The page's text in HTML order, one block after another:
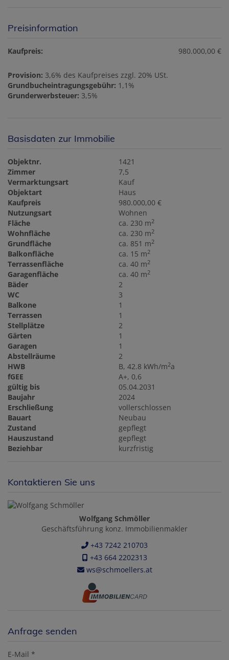
Preisinformation
Kaufpreis: 980.000,00 €
Provision: 3,6% des Kaufpreises zzgl. 20% USt.
Grundbucheintragungsgebühr: 1,1%
Grunderwerbsteuer: 3,5%
Basisdaten zur Immobilie
Objektnr.
1421
Zimmer
7,5
Vermarktungsart
Kauf
Objektart
Haus
Kaufpreis
980.000,00 €
Nutzungsart
Wohnen
Fläche
ca. 230 m2
Wohnfläche ca. 230 m2
Grundfläche ca. 851 m2
Balkonfläche ca. 15 m2
Terrassenfläche ca. 40 m2
Garagenfläche ca. 40 m2
Bäder
2
WC
3
Balkone
1
Terrassen
1
Stellplätze
2
Gärten
1
Garagen
1
Abstellräume
2
HWB
B, 42.8 kWh/m2a
fGEE
A+, 0,6
gültig bis
05.04.2031
Baujahr
2024
Erschließung
vollerschlossen
Bauart
Neubau
Zustand
gepflegt
Hauszustand
gepflegt
Beziehbar
kurzfristig
Kontaktieren Sie uns
Wolfgang Schmöller
Geschäftsführung konz. Immobilienmakler
+43 7242 210703
+43 664 2202313
ws@schmoellers.at
Anfrage senden
E-Mail